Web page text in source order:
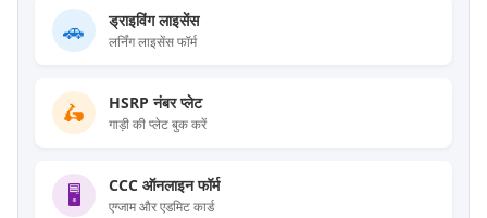
🚗 ड्राइविंग लाइसेंस
लर्निंग लाइसेंस फॉर्म
🛵 HSRP नंबर प्लेट
गाड़ी की प्लेट बुक करें
🖥️ CCC ऑनलाइन फॉर्म
एग्जाम और एडमिट कार्ड